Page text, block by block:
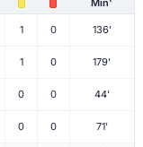
Min'
1 0 136'
1 0 179'
0 0 44'
0 0 71'